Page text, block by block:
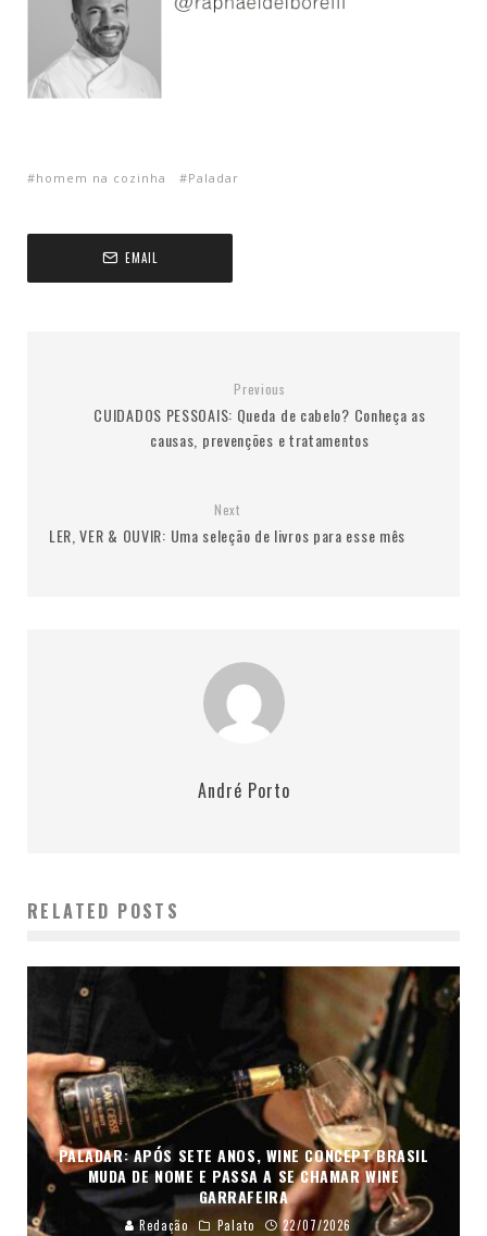
homem na cozinha Paladar
EMAIL
Previous
CUIDADOS PESSOAIS: Queda de cabelo? Conheça as
Next
LER, VER & OUVIR: Uma seleção de livros para esse mês
André Porto
RELATED POSTS
PALADAR: APÓS SETE ANOS, WINE CONCEPT BRASIL
MUDA DE NOME E PASSA A SE CHAMAR WINE
GARRAFEIRA
Redação Palato 22/07/2026